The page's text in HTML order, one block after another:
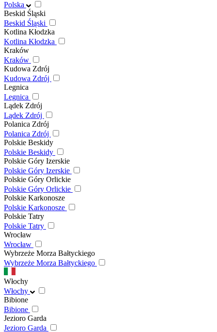
Polska
Beskid Śląski
Beskid Śląski
Kotlina Kłodzka
Kotlina Kłodzka
Kraków
Kraków
Kudowa Zdrój
Kudowa Zdrój
Legnica
Legnica
Lądek Zdrój
Lądek Zdrój
Polanica Zdrój
Polanica Zdrój
Polskie Beskidy
Polskie Beskidy
Polskie Góry Izerskie
Polskie Góry Izerskie
Polskie Góry Orlickie
Polskie Góry Orlickie
Polskie Karkonosze
Polskie Karkonosze
Polskie Tatry
Polskie Tatry
Wrocław
Wrocław
Wybrzeże Morza Bałtyckiego
Wybrzeże Morza Bałtyckiego
Włochy
Włochy
Bibione
Bibione
Jezioro Garda
Jezioro Garda